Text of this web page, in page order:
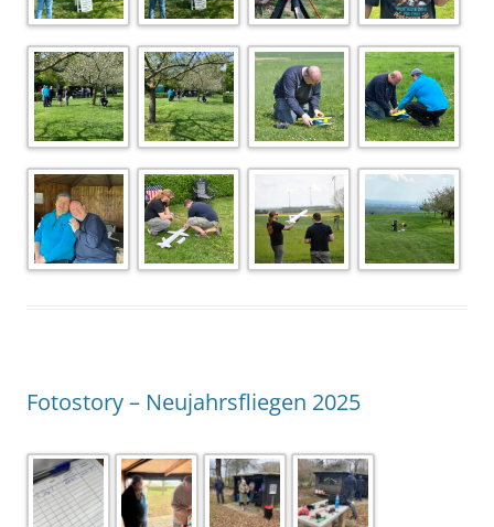
Fotostory – Neujahrsfliegen 2025